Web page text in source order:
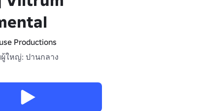
Productions
ใหญ่: ปานกลาง